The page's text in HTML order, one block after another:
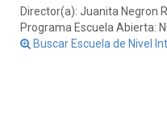
Director(a): Juanita Negron
Programa Escuela Abierta:
Buscar Escuela de Nivel